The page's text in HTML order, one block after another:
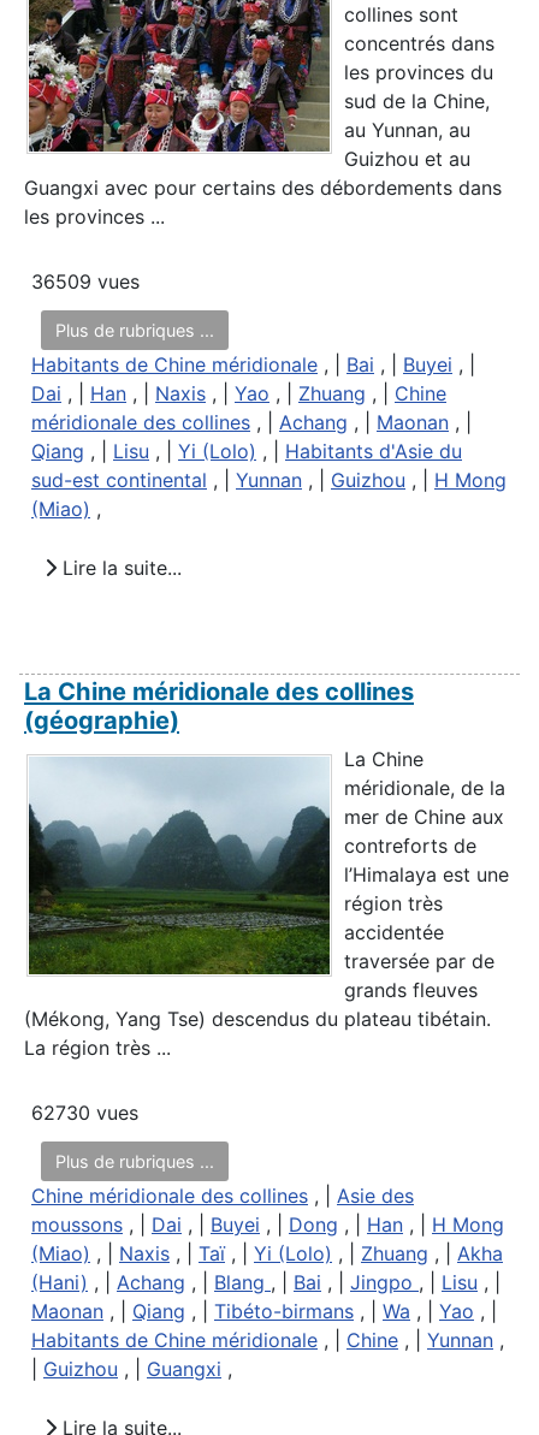
collines sont
concentrés dans
les provinces du
sud de la Chine,
au Yunnan, au
Guizhou et au
Guangxi avec pour certains des débordements dans
les provinces ...
36509 vues
Plus de rubriques ...
Habitants de Chine méridionale , | Bai , | Buyei , |
Dai , | Han , | Naxis , | Yao , | Zhuang , | Chine
méridionale des collines , | Achang , | Maonan , |
Qiang , | Lisu , | Yi (Lolo) , | Habitants d'Asie du
sud-est continental , | Yunnan , | Guizhou , | H Mong
(Miao) ,
Lire la suite...
La Chine méridionale des collines
(géographie)
La Chine
méridionale, de la
mer de Chine aux
contreforts de
l’Himalaya est une
région très
accidentée
traversée par de
grands fleuves
(Mékong, Yang Tse) descendus du plateau tibétain.
La région très ...
62730 vues
Plus de rubriques ...
Chine méridionale des collines , | Asie des
moussons , | Dai , | Buyei , | Dong , | Han , | H Mong
(Miao) , | Naxis , | Taï, | Yi (Lolo) , | Zhuang , | Akha
(Hani) , | Achang , | Blang , | Bai , | Jingpo , | Lisu , |
Maonan , | Qiang , | Tibéto-birmans , | Wa , | Yao , |
Habitants de Chine méridionale , | Chine , | Yunnan ,
Guizhou , | Guangxi ,
Lire la suite...